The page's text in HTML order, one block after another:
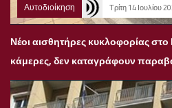
Αυτοδιοίκηση Τρίτη 14 Ιουλίου
Νέοι αισθητήρες κυκλοφορίας στο
κάμερες, δεν καταγράφουν